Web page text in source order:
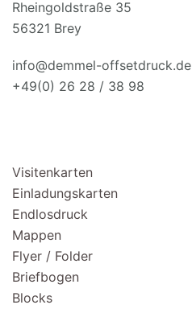
Rheingoldstraße 35
56321 Brey
info@demmel-offsetdruck.de
+49(0) 26 28 / 38 98
Visitenkarten
Einladungskarten
Endlosdruck
Mappen
Flyer / Folder
Briefbogen
Blocks